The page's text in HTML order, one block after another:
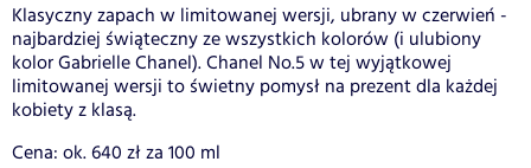
Klasyczny zapach w limitowanej wersji, ubrany w czerwień -
najbardziej świąteczny ze wszystkich kolorów (i ulubiony
kolor Gabrielle Chanel). Chanel No.5 w tej wyjątkowej
limitowanej wersji to świetny pomysł na prezent dla każdej
kobiety z klasą.
Cena: ok. 640 zł za 100 ml